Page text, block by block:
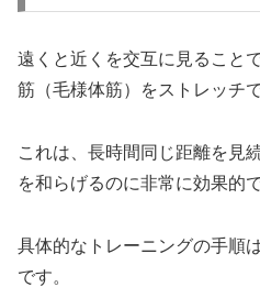
遠くと近くを交互に見ること
筋（毛様体筋）をストレッチ
これは、長時間同じ距離を見
を和らげるのに非常に効果的で
具体的なトレーニングの手順
です。